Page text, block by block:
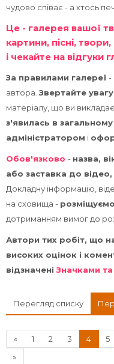
чудово співає - а хтось
Це - галерея вашої
картини, пісні,
і чекайте на відгуки
За правилами галереї -
автора. Звертайте увагу
матеріалу, що ви
з'явилась в загальному
адміністратором і
Обов'язково - назва,
або заставка до
Докладну інформацію,
на сховища -
дотриманням вимог до
Автори тих робіт, що
високих оцінок і
відзначеніЗначками
Перегляд списку
«Назад
1 2 3 4 5
»Далі